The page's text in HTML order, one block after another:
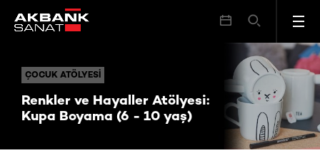
ÇOCUK ATÖLYESI
Renkler ve Hayaller Atölyesi:
Kupa Boyama (6 - 10 yaş)
ÇOCUK ATÖLYESI Renkler ve Hayaller Atölyesi: Kupa Boyama (6 - 10 yaş)